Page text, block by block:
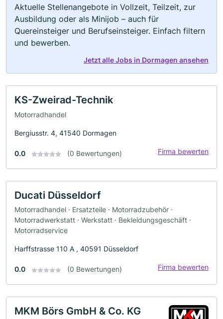
Aktuelle Stellenangebote in Vollzeit, Teilzeit, zur
Ausbildung oder als Minijob – auch für
Quereinsteiger und Berufseinsteiger. Einfach filtern
und bewerben.
Jetzt alle Jobs in Dormagen ansehen
KS-Zweirad-Technik
Motorradhandel
Bergiusstr. 4, 41540 Dormagen
0.0 (0 Bewertungen) Firma bewerten
Ducati Düsseldorf
Motorradhandel · Ersatzteile · Motorradzubehör ·
Motorradwerkstatt · Werkstatt · Bekleidungsgeschäft ·
Motorradservice
Harffstrasse 110 A , 40591 Düsseldorf
0.0 (0 Bewertungen) Firma bewerten
MKM Börs GmbH & Co. KG